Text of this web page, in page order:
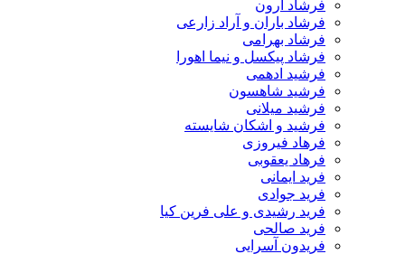
فرشاد آرون
فرشاد باران و آراد زارعی
فرشاد بهرامی
فرشاد پیکسل و نیما اهورا
فرشید ادهمی
فرشید شاهسون
فرشید میلانی
فرشید و اشکان شایسته
فرهاد فیروزی
فرهاد یعقوبی
فرید ایمانی
فرید جوادی
فرید رشیدی و علی فرین کیا
فرید صالحی
فریدون آسرایی